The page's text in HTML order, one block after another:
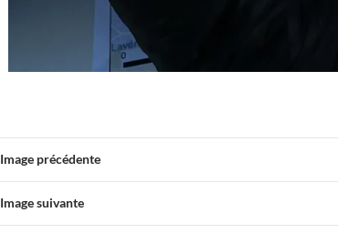
Image précédente
Image suivante